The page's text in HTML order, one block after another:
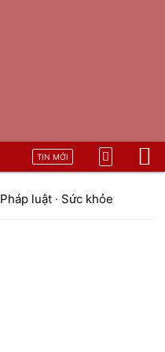
TIN MỚI
Pháp luật · Sức khỏe